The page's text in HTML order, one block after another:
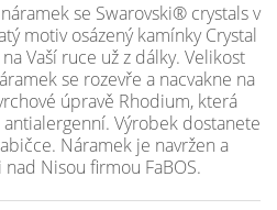
se Swarovski® crystals v
motiv osázený kamínky Crystal
Vaší ruce už z dálky. Velikost
se rozevře a nacvakne na
úpravě Rhodium, která
Výrobek dostanete
Náramek je navržen a
Nisou firmou FaBOS.